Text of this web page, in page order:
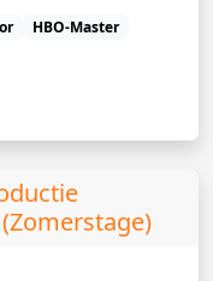
HBO-Master